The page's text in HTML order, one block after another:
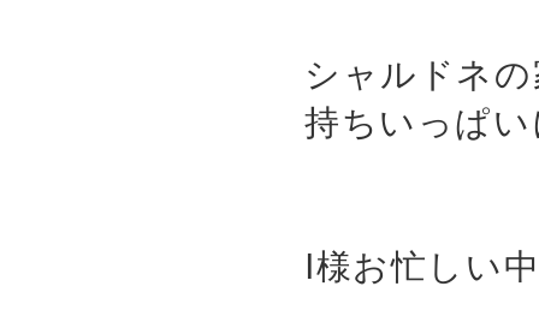
シャルドネ
持ちいっぱ
I様お忙しい